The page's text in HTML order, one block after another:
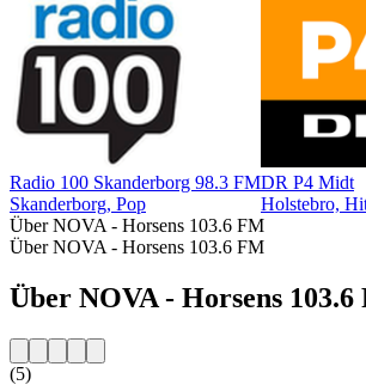
Radio 100 Skanderborg 98.3 FM
Skanderborg, Pop
DR P4 Midt
Holstebro,
Über NOVA - Horsens 103.6 FM
Über NOVA - Horsens 103.6 FM
Über NOVA - Horsens 103.6
(5)